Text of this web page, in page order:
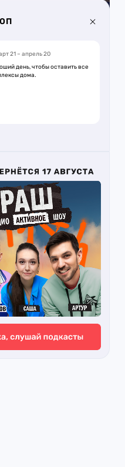
21 – апрель 20
день, чтобы оставить все
дома.